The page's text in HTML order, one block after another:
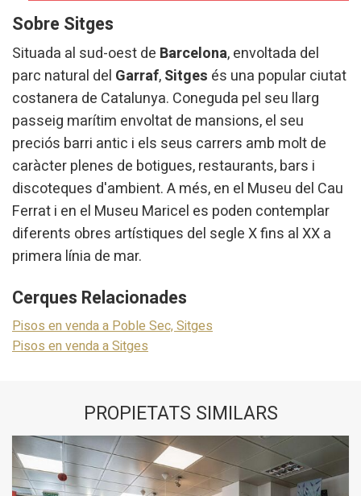
Sobre Sitges
Situada al sud-oest de Barcelona, envoltada del
parc natural del Garraf,Sitges és una popular ciutat
costanera de Catalunya. Coneguda pel seu llarg
passeig marítim envoltat de mansions, el seu
preciós barri antic i els seus carrers amb molt de
caràcter plenes de botigues, restaurants, bars i
discoteques d'ambient. A més, en el Museu del Cau
Ferrat i en el Museu Maricel es poden contemplar
diferents obres artístiques del segle X fins al XX a
primera línia de mar.
Cerques Relacionades
Pisos en venda a Poble Sec, Sitges
Pisos en venda a Sitges
PROPIETATS SIMILARS